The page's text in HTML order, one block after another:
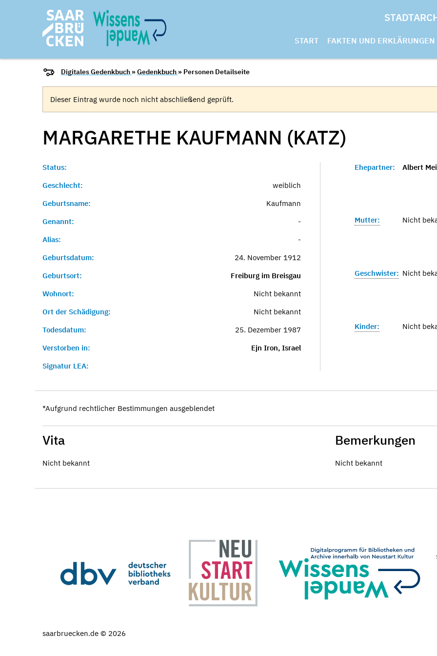
START FAKTEN UND ERKLÄRUNGEN
Digitales Gedenkbuch »Gedenkbuch » Personen Detailseite
Dieser Eintrag wurde noch nicht abschließend geprüft.
MARGARETHE KAUFMANN (KATZ)
Status:
Geschlecht:
weiblich
Geburtsname:
Kaufmann
Genannt:
-
Alias:
-
Geburtsdatum:
24. November 1912
Geburtsort:
Freiburg im Breisgau
Wohnort:
Nicht bekannt
Ort der Schädigung:
Nicht bekannt
Todesdatum:
25. Dezember 1987
Verstorben in:
Ejn Iron, Israel
Signatur LEA:
Ehepartner: Albert
Mutter: Nicht
Geschwister: Nicht
Kinder: Nicht
*Aufgrund rechtlicher Bestimmungen ausgeblendet
Vita
Nicht bekannt
Bemerkungen
Nicht bekannt
saarbruecken.de © 2026